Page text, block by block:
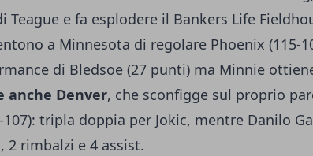
Teague e fa esplodere il Bankers Life
a Minnesota di regolare Phoenix (115-
di Bledsoe (27 punti) ma Minnie
anche Denver, che sconfigge sul proprio
107): tripla doppia per Jokic, mentre Danilo
2 rimbalzi e 4 assist.